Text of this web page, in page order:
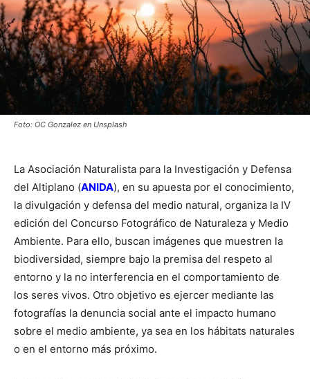
Foto: OC Gonzalez en Unsplash
La Asociación Naturalista para la Investigación y Defensa
del Altiplano (ANIDA), en su apuesta por el conocimiento,
la divulgación y defensa del medio natural, organiza la IV
edición del Concurso Fotográfico de Naturaleza y Medio
Ambiente. Para ello, buscan imágenes que muestren la
biodiversidad, siempre bajo la premisa del respeto al
entorno y la no interferencia en el comportamiento de
los seres vivos. Otro objetivo es ejercer mediante las
fotografías la denuncia social ante el impacto humano
sobre el medio ambiente, ya sea en los hábitats naturales
o en el entorno más próximo.